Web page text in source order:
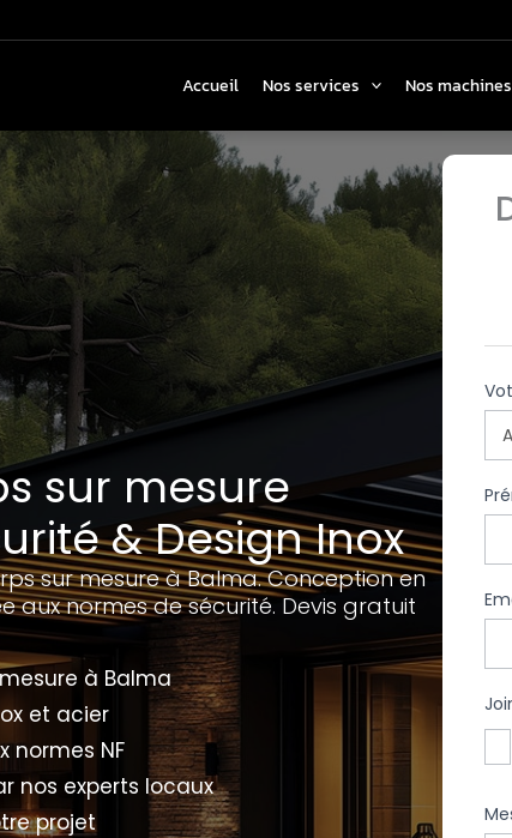
Accueil Nos services Nos machines
sur mesure
& Design Inox
sur mesure à Balma. Conception en
aux normes de sécurité. Devis gratuit
à Balma
et acier
normes NF
nos experts locaux
projet